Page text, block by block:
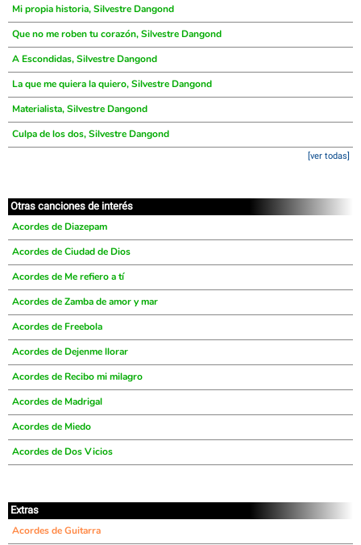
Mi propia historia, Silvestre Dangond
Que no me roben tu corazón, Silvestre Dangond
A Escondidas, Silvestre Dangond
La que me quiera la quiero, Silvestre Dangond
Materialista, Silvestre Dangond
Culpa de los dos, Silvestre Dangond
[ver todas]
Otras canciones de interés
Acordes de Diazepam
Acordes de Ciudad de Dios
Acordes de Me refiero a tí
Acordes de Zamba de amor y mar
Acordes de Freebola
Acordes de Dejenme llorar
Acordes de Recibo mi milagro
Acordes de Madrigal
Acordes de Miedo
Acordes de Dos Vicios
Extras
Acordes de Guitarra